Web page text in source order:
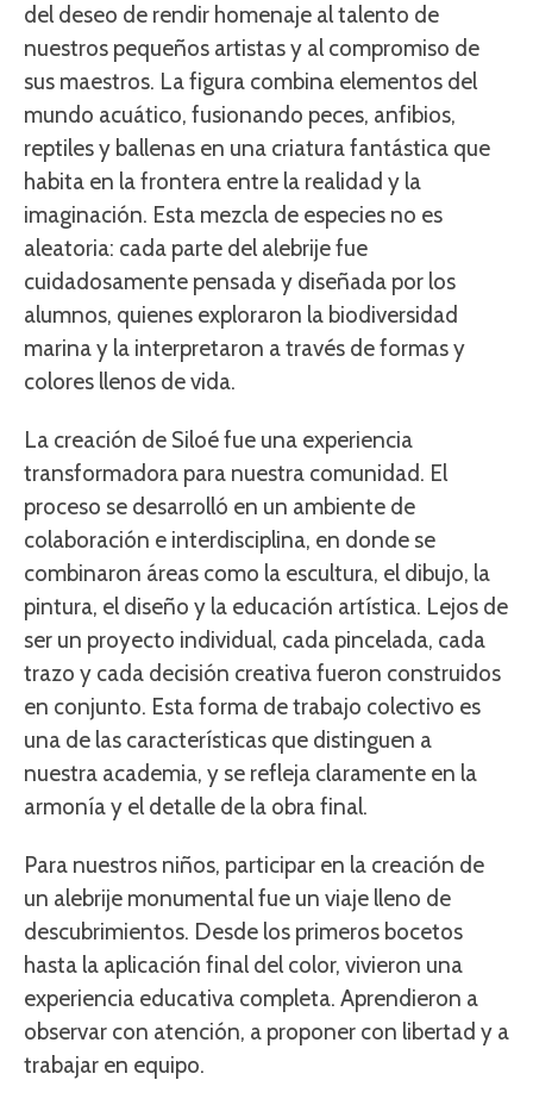
del deseo de rendir homenaje al talento de
nuestros pequeños artistas y al compromiso de
sus maestros. La figura combina elementos del
mundo acuático, fusionando peces, anfibios,
reptiles y ballenas en una criatura fantástica que
habita en la frontera entre la realidad y la
imaginación. Esta mezcla de especies no es
aleatoria: cada parte del alebrije fue
cuidadosamente pensada y diseñada por los
alumnos, quienes exploraron la biodiversidad
marina y la interpretaron a través de formas y
colores llenos de vida.
La creación de Siloé fue una experiencia
transformadora para nuestra comunidad. El
proceso se desarrolló en un ambiente de
colaboración e interdisciplina, en donde se
combinaron áreas como la escultura, el dibujo, la
pintura, el diseño y la educación artística. Lejos de
ser un proyecto individual, cada pincelada, cada
trazo y cada decisión creativa fueron construidos
en conjunto. Esta forma de trabajo colectivo es
una de las características que distinguen a
nuestra academia, y se refleja claramente en la
armonía y el detalle de la obra final.
Para nuestros niños, participar en la creación de
un alebrije monumental fue un viaje lleno de
descubrimientos. Desde los primeros bocetos
hasta la aplicación final del color, vivieron una
experiencia educativa completa. Aprendieron a
observar con atención, a proponer con libertad y a
trabajar en equipo.